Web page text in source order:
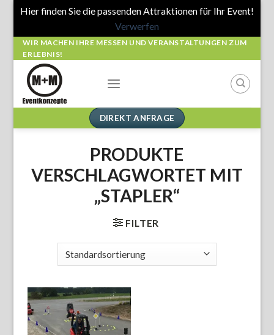
Hier finden Sie die passenden Attraktionen für Ihr Event!
Verwerfen
Skip
to
content
WIR MACHEN IHRE MESSEN UND VERANSTALTUNGEN ZUM
ERLEBNIS!
DIREKT ANFRAGE
PRODUKTE
VERSCHLAGWORTET MIT
„STAPLER“
FILTER